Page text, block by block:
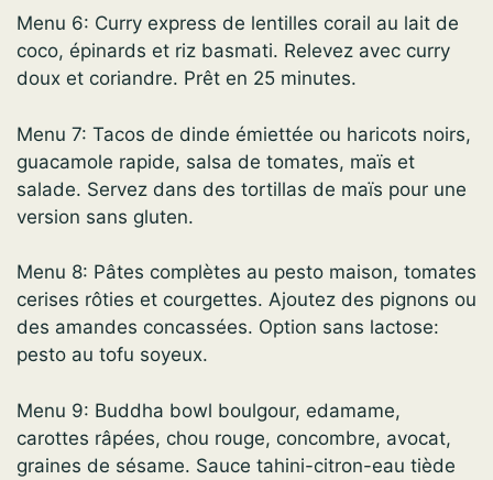
Menu 6: Curry express de lentilles corail au lait de
coco, épinards et riz basmati. Relevez avec curry
doux et coriandre. Prêt en 25 minutes.
Menu 7: Tacos de dinde émiettée ou haricots noirs,
guacamole rapide, salsa de tomates, maïs et
salade. Servez dans des tortillas de maïs pour une
version sans gluten.
Menu 8: Pâtes complètes au pesto maison, tomates
cerises rôties et courgettes. Ajoutez des pignons ou
des amandes concassées. Option sans lactose:
pesto au tofu soyeux.
Menu 9: Buddha bowl boulgour, edamame,
carottes râpées, chou rouge, concombre, avocat,
graines de sésame. Sauce tahini-citron-eau tiède